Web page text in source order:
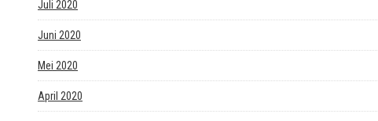
Juli 2020
Juni 2020
Mei 2020
April 2020